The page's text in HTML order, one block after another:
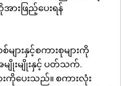
ားဖြည့်ပေးရန်
ျားနှင့်စကားစုများကို
မျိုးမျိုးနှင့် ပတ်သက်.
ကိုပေးသည်။ စကားလုံး